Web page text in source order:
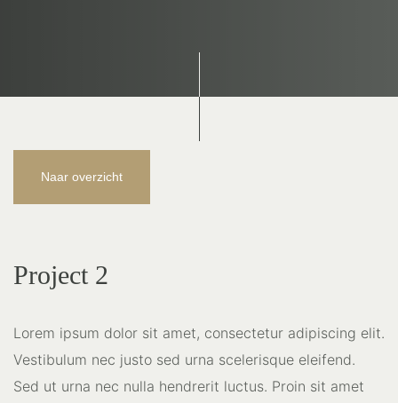
Naar overzicht
Project 2
Lorem ipsum dolor sit amet, consectetur adipiscing elit.
Vestibulum nec justo sed urna scelerisque eleifend.
Sed ut urna nec nulla hendrerit luctus. Proin sit amet